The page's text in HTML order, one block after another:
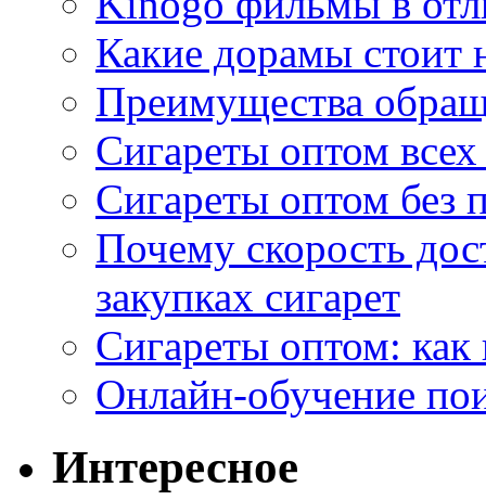
Какие дорамы стоит
Преимущества
Сигареты оптом
Сигареты оптом без
Почему скорость
закупках сигарет
Сигареты оптом:
Онлайн-обучение
Интересное